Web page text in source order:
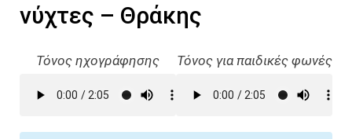
νύχτες – Θράκης
Τόνος ηχογράφησης Τόνος για παιδικές φωνές